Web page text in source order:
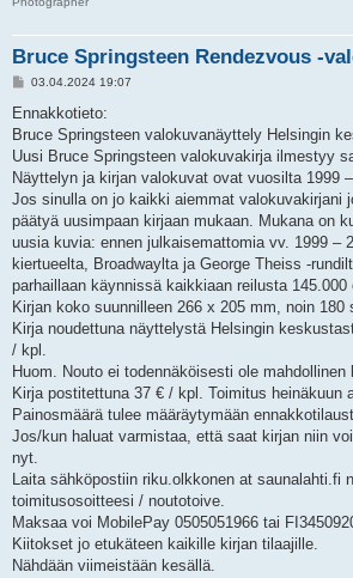
Bruce Springsteen Rendezvous -
V
e
t
03.04.2024 19:07
Ennakkotieto:
Bruce Springsteen valokuvanäyttely Helsingin
Uusi Bruce Springsteen valokuvakirja ilmestyy
Näyttelyn ja kirjan valokuvat ovat vuosilta 1999
Jos sinulla on jo kaikki aiemmat valokuvakirjani
päätyä uusimpaan kirjaan mukaan. Mukana on
uusia kuvia: ennen julkaisemattomia vv. 1999 –
kiertueelta, Broadwaylta ja George Theiss -
parhaillaan käynnissä kaikkiaan reilusta
Kirjan koko suunnilleen 266 x 205 mm, noin 180
Kirja noudettuna näyttelystä Helsingin
/ kpl.
Huom. Nouto ei todennäköisesti ole mahdollinen
Kirja postitettuna 37 € / kpl. Toimitus heinäkuun
Painosmäärä tulee määräytymään
Jos/kun haluat varmistaa, että saat kirjan niin
nyt.
Laita sähköpostiin riku.olkkonen at saunalahti.fi
toimitusosoitteesi / noutotoive.
Maksaa voi MobilePay 0505051966 tai
Kiitokset jo etukäteen kaikille kirjan tilaajille.
Nähdään viimeistään kesällä.